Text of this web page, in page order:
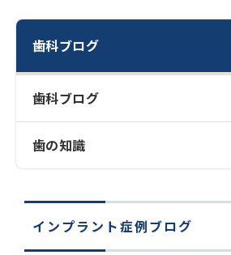
歯科ブログ
歯科ブログ
歯の知識
インプラント症例ブログ